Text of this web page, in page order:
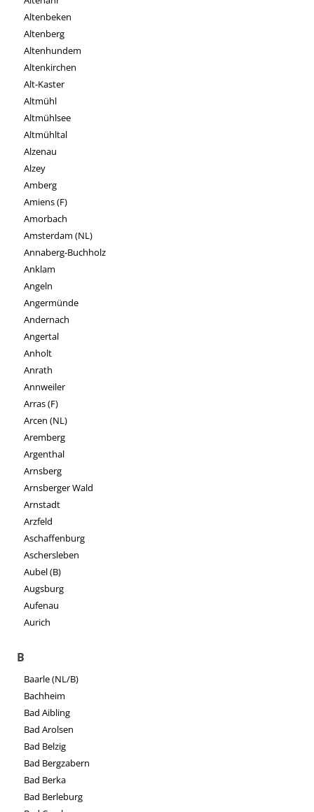
Altenbeken
Altenberg
Altenhundem
Altenkirchen
Alt-Kaster
Altmühl
Altmühlsee
Altmühltal
Alzenau
Alzey
Amberg
Amiens (F)
Amorbach
Amsterdam (NL)
Annaberg-Buchholz
Anklam
Angeln
Angermünde
Andernach
Angertal
Anholt
Anrath
Annweiler
Arras (F)
Arcen (NL)
Aremberg
Argenthal
Arnsberg
Arnsberger Wald
Arnstadt
Arzfeld
Aschaffenburg
Aschersleben
Aubel (B)
Augsburg
Aufenau
Aurich
B
Baarle (NL/B)
Bachheim
Bad Aibling
Bad Arolsen
Bad Belzig
Bad Bergzabern
Bad Berka
Bad Berleburg